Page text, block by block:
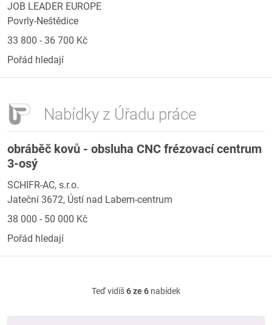
JOB LEADER EUROPE
Povrly-Neštědice
33 800 - 36 700 Kč
Pořád hledají
Nabídky z Úřadu práce
obráběč kovů - obsluha CNC frézovací centrum
3-osý
SCHIFR-AC, s.r.o.
Jateční 3672, Ústí nad Labem-centrum
38 000 - 50 000 Kč
Pořád hledají
Teď vidíš6 ze 6 nabídek